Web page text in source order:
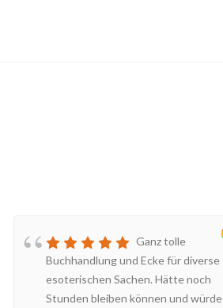
Ganz tolle
Buchhandlung und Ecke für diverse
esoterischen Sachen. Hätte noch
Stunden bleiben können und würde